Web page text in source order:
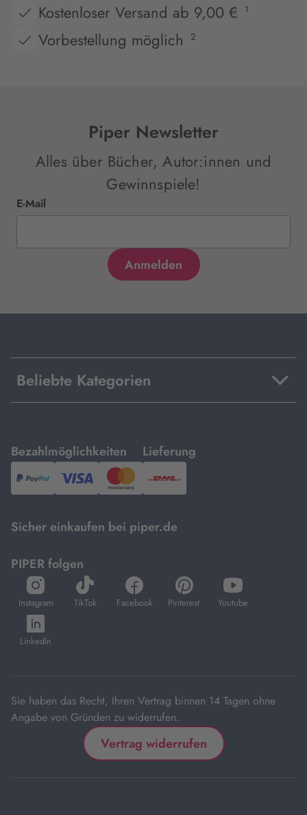
Kostenloser Versand ab 9,00 €
1
Vorbestellung möglich 2
Piper Newsletter
Alles über Bücher, Autor:innen und
Gewinnspiele!
E-Mail
Beliebte Kategorien
Bezahlmöglichkeiten
mit
PayPal,Visa
und
Lieferung
mit
DHL.
Sicher einkaufen bei piper.de
PIPER folgen
Instagram
öffnet
in
neuem
Tab
TikTok
öffnet
in
Facebook
öffnet
in
Pinterest
öffnet
in
Youtube
öffnet
in
LinkedIn
öffnet
in
Sie haben das Recht, Ihren Vertrag binnen 14 Tagen ohne
Angabe von Gründen zu widerrufen.
Vertrag widerrufen